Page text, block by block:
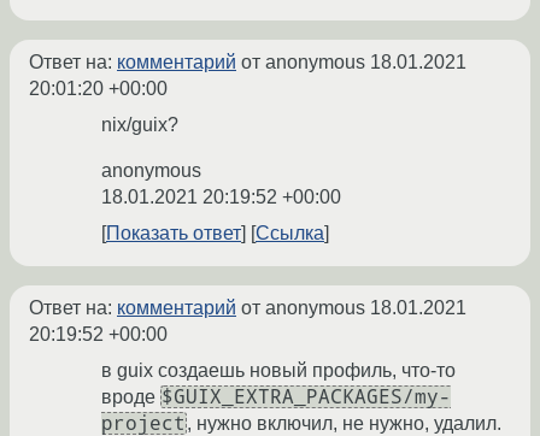
Ответ на: комментарий от anonymous 18.01.2021
20:01:20 +00:00
nix/guix?
anonymous
18.01.2021 20:19:52 +00:00
Показать ответ
Ссылка
Ответ на: комментарий от anonymous 18.01.2021
20:19:52 +00:00
в guix создаешь новый профиль, что-то
вроде $GUIX_EXTRA_PACKAGES/my-
project , нужно включил, не нужно, удалил.